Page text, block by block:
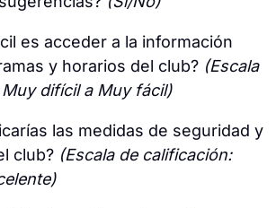
es acceder a la información
y horarios del club? (Escala
difícil a Muy fácil)
las medidas de seguridad y
club? (Escala de calificación: